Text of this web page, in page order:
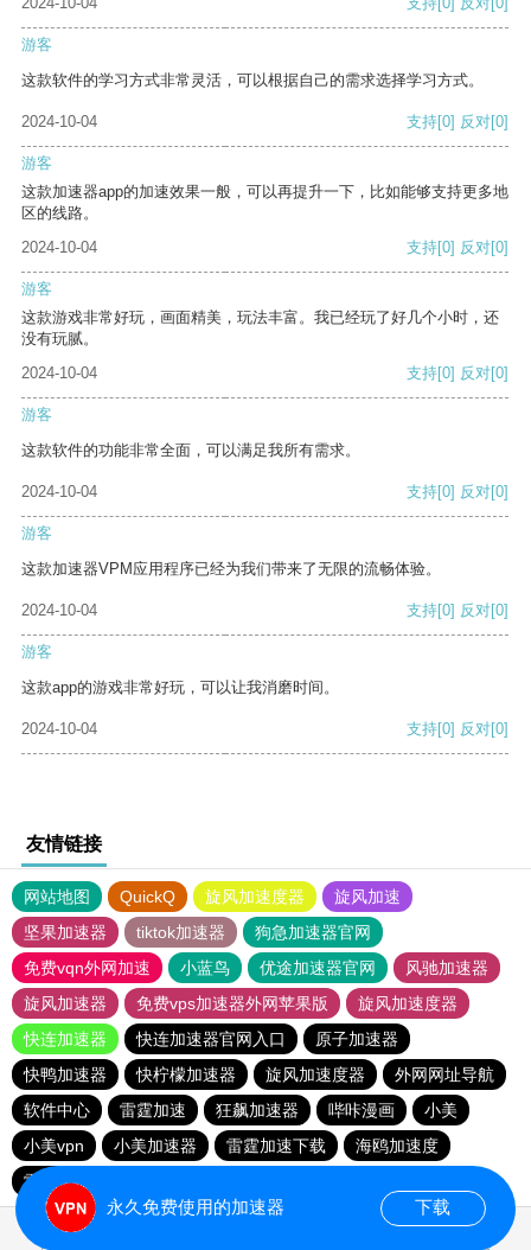
游客
这款软件的学习方式非常灵活，可以根据自己的需求选择学习方式。
2024-10-04 支持[0] 反对[0]
游客
这款加速器app的加速效果一般，可以再提升一下，比如能够支持更多地
区的线路。
2024-10-04
支持[0] 反对[0]
游客
这款游戏非常好玩，画面精美，玩法丰富。我已经玩了好几个小时，还
没有玩腻。
2024-10-04
支持[0] 反对[0]
游客
这款软件的功能非常全面，可以满足我所有需求。
2024-10-04 支持[0] 反对[0]
游客
这款加速器VPM应用程序已经为我们带来了无限的流畅体验。
2024-10-04 支持[0] 反对[0]
游客
这款app的游戏非常好玩，可以让我消磨时间。
2024-10-04 支持[0] 反对[0]
友情链接
网站地图 QuickQ 旋风加速度器
旋风加速
坚果加速器
tiktok加速器
狗急加速器官网
免费vqn外网加速
小蓝鸟 优途加速器官网
风驰加速器
旋风加速器
免费vps加速器外网苹果版
旋风加速度器
快连加速器
快连加速器官网入口
原子加速器
快鸭加速器
快柠檬加速器 旋风加速度器
外网网址导航
软件中心
雷霆加速 狂飙加速器 哔咔漫画
小美
小美vpn
小美加速器 雷霆加速下载
海鸥加速度
雷霆加速版ins
永久免费使用的加速器 下载